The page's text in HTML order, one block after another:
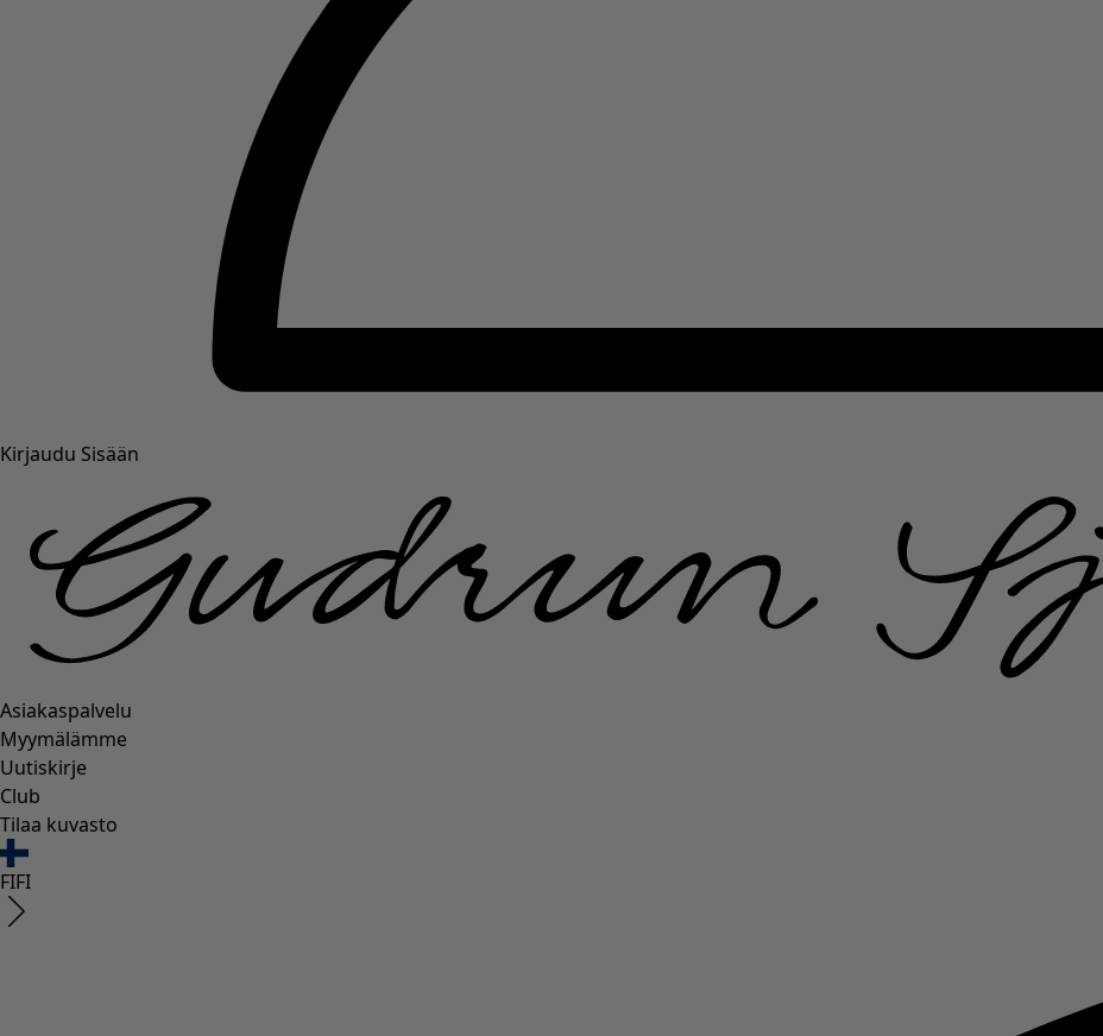
Kirjaudu Sisään
Asiakaspalvelu
Myymälämme
Uutiskirje
Club
Tilaa kuvasto
FIFI